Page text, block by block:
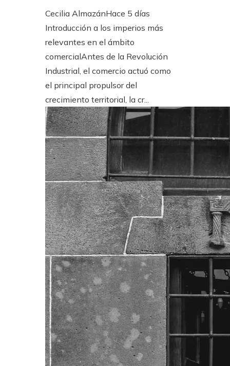
Cecilia AlmazánHace 5 días
Introducción a los imperios más
relevantes en el ámbito
comercialAntes de la Revolución
Industrial, el comercio actuó como
el principal propulsor del
crecimiento territorial, la cr...